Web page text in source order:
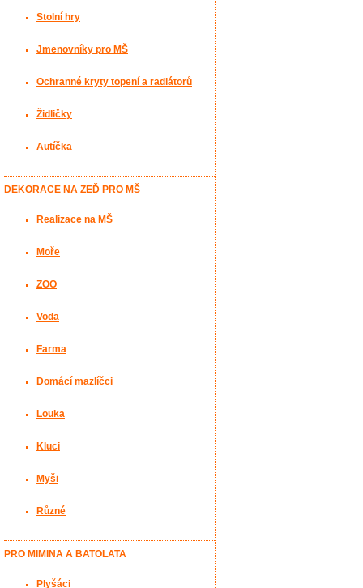
Stolní hry
Jmenovníky pro MŠ
Ochranné kryty topení a radiátorů
Židličky
Autíčka
DEKORACE NA ZEĎ PRO MŠ
Realizace na MŠ
Moře
ZOO
Voda
Farma
Domácí mazlíčci
Louka
Kluci
Myši
Různé
PRO MIMINA A BATOLATA
Plyšáci